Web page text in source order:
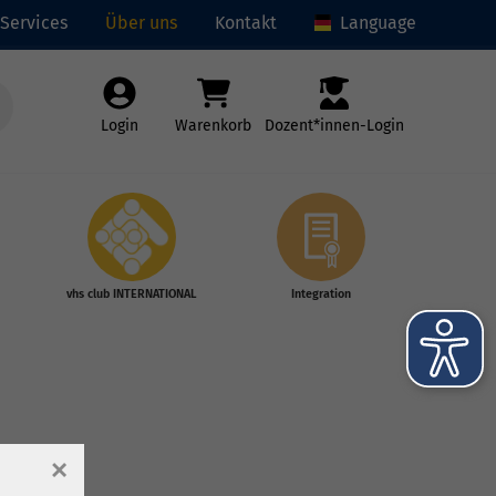
Services Über uns Kontakt Language
Login Warenkorb Dozent*innen-Login
vhs club INTERNATIONAL Integration
×